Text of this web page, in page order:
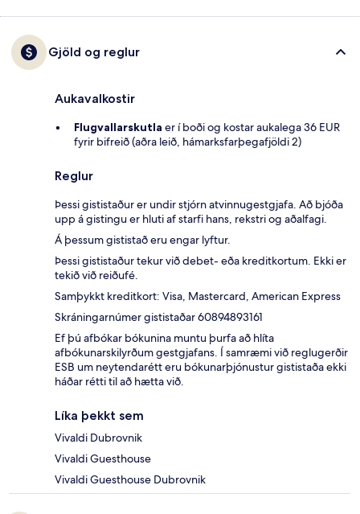
Gjöld og reglur
Aukavalkostir
Flugvallarskutla er í boði og kostar aukalega 36 EUR
fyrir bifreið (aðra leið, hámarksfarþegafjöldi 2)
Reglur
Þessi gististaður er undir stjórn atvinnugestgjafa. Að bjóða
upp á gistingu er hluti af starfi hans, rekstri og aðalfagi.
Á þessum gististað eru engar lyftur.
Þessi gististaður tekur við debet- eða kreditkortum. Ekki er
tekið við reiðufé.
Samþykkt kreditkort: Visa, Mastercard, American Express
Skráningarnúmer gististaðar 60894893161
Ef þú afbókar bókunina muntu þurfa að hlíta
afbókunarskilyrðum gestgjafans. Í samræmi við reglugerðir
ESB um neytendarétt eru bókunarþjónustur gististaða ekki
háðar rétti til að hætta við.
Líka þekkt sem
Vivaldi Dubrovnik
Vivaldi Guesthouse
Vivaldi Guesthouse Dubrovnik